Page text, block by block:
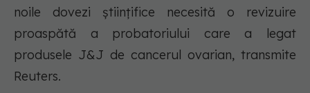
noile dovezi științifice necesită o revizuire
proaspătă a probatoriului care a legat
produsele J&J de cancerul ovarian, transmite
Reuters.